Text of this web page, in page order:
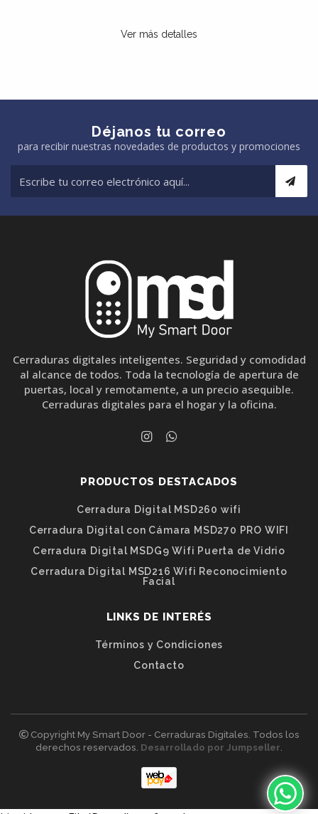
Déjanos tu correo
para recibir nuestras novedades de productos y promociones
Cerraduras digitales inteligentes. Seguridad y comodidad
al alcance de todos. Toda la tecnología de apertura de
puertas, local y remotamente, a un precio asequible.
Cerraduras digitales para el hogar y la oficina.
PRODUCTOS DESTACADOS
Cerradura Digital MSD260 wifi
Cerradura Digital con Cámara MSD270 PRO WIFI
Cerradura Digital MSDG9 Wifi Puerta de Vidrio
Cerradura Digital MSD216 Wifi Reconocimiento
Facial
LINKS DE INTERÉS
Términos y Condiciones
Contacto
Copyright My Smart Door - Cerraduras Digitales. Todos los
derechos reservados. Desarrollado por Jumpseller.